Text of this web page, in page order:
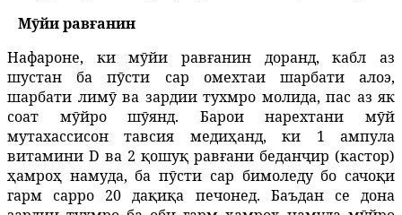
Мӯйи равғанин
Нафароне, ки мӯйи равғанин доранд, кабл аз
шустан ба пӯсти сар омехтаи шарбати алоэ,
шарбати лимӯ ва зардии тухмро молида, пас аз як
соат мӯйро шӯянд. Барои нарехтани мӯй
мутахассисон тавсия медиҳанд, ки 1 ампула
витамини D ва 2 қошуқ равғани беданҷир (кастор)
ҳамроҳ намуда, ба пӯсти сар бимоледу бо сачоқи
гарм сарро 20 дақиқа печонед. Баъдан се дона